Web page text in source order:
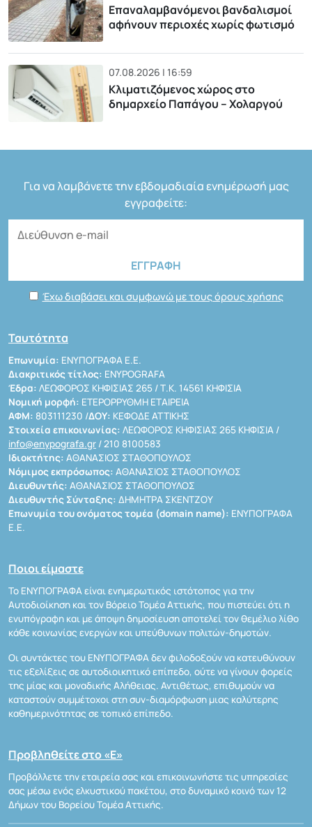
Επαναλαμβανόμενοι βανδαλισμοί
αφήνουν περιοχές χωρίς φωτισμό
07.08.2026 | 16:59
Κλιματιζόμενος χώρος στο
δημαρχείο Παπάγου – Χολαργού
Για να λαμβάνετε την εβδομαδιαία ενημέρωσή μας
εγγραφείτε:
Έχω διαβάσει και συμφωνώ με τους όρους χρήσης
Ταυτότητα
Επωνυμία: ΕΝΥΠΟΓΡΑΦΑ Ε.Ε.
Διακριτικός τίτλος: ENYPOGRAFA
Έδρα: ΛΕΩΦΟΡΟΣ ΚΗΦΙΣΙΑΣ 265 / Τ.Κ. 14561 ΚΗΦΙΣΙΑ
Νομική μορφή: ΕΤΕΡΟΡΡΥΘΜΗ ΕΤΑΙΡΕΙΑ
ΑΦΜ: 803111230 /ΔΟΥ: ΚΕΦΟΔΕ ΑΤΤΙΚΗΣ
Στοιχεία επικοινωνίας: ΛΕΩΦΟΡΟΣ ΚΗΦΙΣΙΑΣ 265 ΚΗΦΙΣΙΑ /
info@enypografa.gr / 210 8100583
Ιδιοκτήτης: ΑΘΑΝΑΣΙΟΣ ΣΤΑΘΟΠΟΥΛΟΣ
Νόμιμος εκπρόσωπος: ΑΘΑΝΑΣΙΟΣ ΣΤΑΘΟΠΟΥΛΟΣ
Διευθυντής: ΑΘΑΝΑΣΙΟΣ ΣΤΑΘΟΠΟΥΛΟΣ
Διευθυντής Σύνταξης: ΔΗΜΗΤΡΑ ΣΚΕΝΤΖΟΥ
Επωνυμία του ονόματος τομέα (domain name): ΕΝΥΠΟΓΡΑΦΑ
Ε.Ε.
Ποιοι είμαστε
Το ΕΝΥΠΟΓΡΑΦΑ είναι ενημερωτικός ιστότοπος για την
Αυτοδιοίκηση και τον Βόρειο Τομέα Αττικής, που πιστεύει ότι η
ενυπόγραφη και με άποψη δημοσίευση αποτελεί τον θεμέλιο λίθο
κάθε κοινωνίας ενεργών και υπεύθυνων πολιτών-δημοτών.
Οι συντάκτες του ΕΝΥΠΟΓΡΑΦΑ δεν φιλοδοξούν να κατευθύνουν
τις εξελίξεις σε αυτοδιοικητικό επίπεδο, ούτε να γίνουν φορείς
της μίας και μοναδικής Αλήθειας. Αντιθέτως, επιθυμούν να
καταστούν συμμέτοχοι στη συν-διαμόρφωση μιας καλύτερης
καθημερινότητας σε τοπικό επίπεδο.
Προβληθείτε στο «Ε»
Προβάλλετε την εταιρεία σας και επικοινωνήστε τις υπηρεσίες
σας μέσω ενός ελκυστικού πακέτου, στο δυναμικό κοινό των 12
Δήμων του Βορείου Τομέα Αττικής.